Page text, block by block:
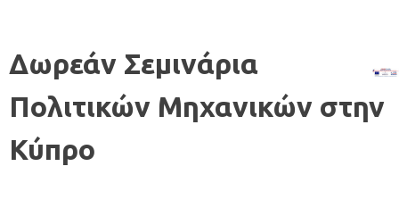
Δωρεάν Σεμινάρια
Πολιτικών Μηχανικών στην
Κύπρο